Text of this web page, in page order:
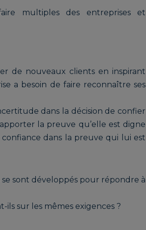
multiples des entreprises et
de nouveaux clients en inspirant
a besoin de faire reconnaître ses
dans la décision de confier
la preuve qu’elle est digne
dans la preuve qui lui est
sont développés pour répondre à
ils sur les mêmes exigences ?